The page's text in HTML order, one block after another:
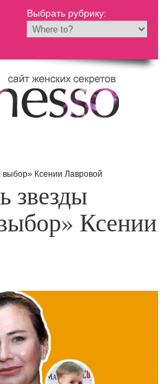
Выбрать рубрику:
Ксении Лавровой
звезды
Ксении